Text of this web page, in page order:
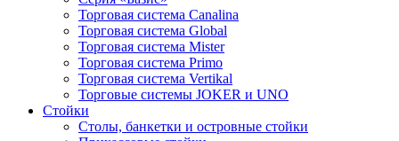
Торговая система Canalina
Торговая система Global
Торговая система Mister
Торговая система Primo
Торговая система Vertikal
Торговые системы JOKER и UNO
Стойки
Столы, банкетки и островные стойки